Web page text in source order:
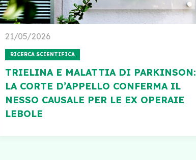
21/05/2026
RICERCA SCIENTIFICA
TRIELINA E MALATTIA DI PARKINSON:
LA CORTE D’APPELLO CONFERMA IL
NESSO CAUSALE PER LE EX OPERAIE
LEBOLE